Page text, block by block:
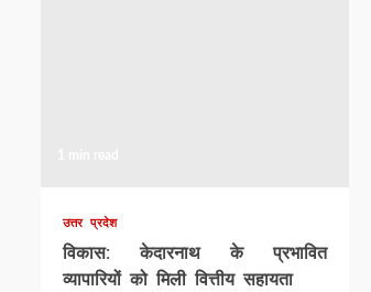
उत्तर प्रदेश
विकास: केदारनाथ के प्रभावित
व्यापारियों को मिली वित्तीय सहायता